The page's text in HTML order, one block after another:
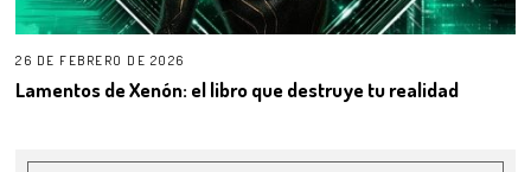
26 DE FEBRERO DE 2026
Lamentos de Xenón: el libro que destruye tu realidad